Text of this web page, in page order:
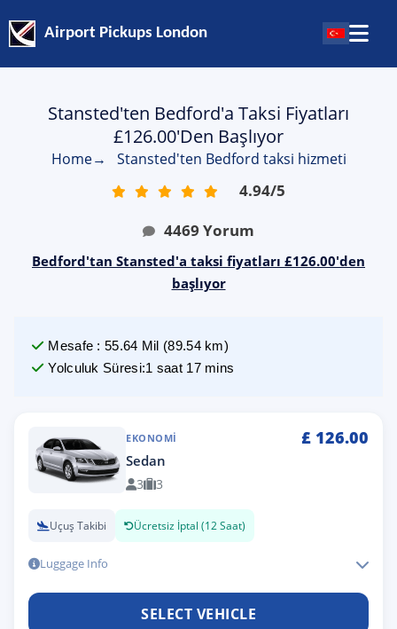
Airport Pickups London
Stansted'ten Bedford'a Taksi Fiyatları
£126.00'den Başlıyor
Home→ Stansted'ten Bedford taksi hizmeti
4.94/5
4469 Yorum
Bedford'tan Stansted'a taksi fiyatları £126.00'den
başlıyor
Mesafe :55.64 Mil (89.54km)
Yolculuk Süresi:1 saat 17 mins
EKONOMI £ 126.00
Sedan
3 3
Uçuş Takibi Ücretsiz İptal (12 Saat)
Luggage Info
SELECT VEHICLE